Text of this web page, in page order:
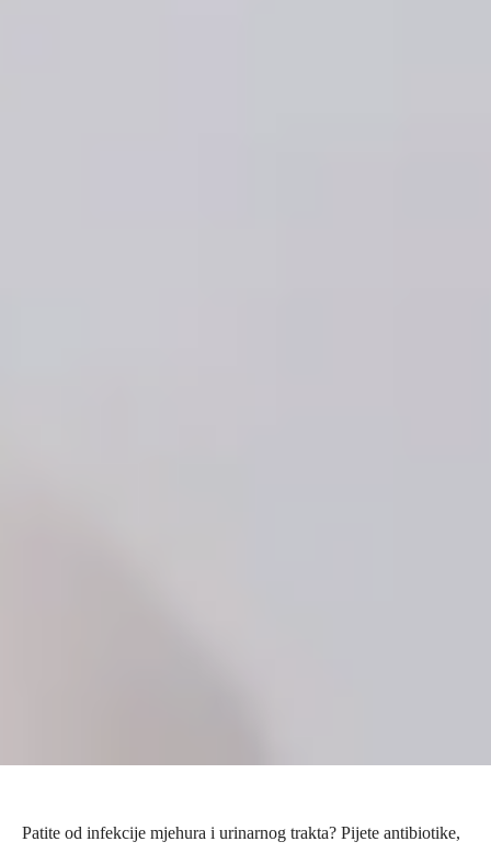
Patite od infekcije mjehura i urinarnog trakta? Pijete antibiotike,